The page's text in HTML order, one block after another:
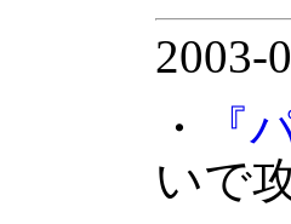
2003-
・
『
いで